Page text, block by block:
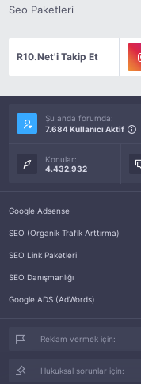
Seo Paketleri
R10.Net'i Takip Et
Şu anda forumda:
7.684 Kullanıcı Aktif
Konular:
4.432.932
Google Adsense
SEO (Organik Trafik Arttırma)
SEO Link Paketleri
SEO Danışmanlığı
Google ADS (AdWords)
Reklam vermek için:
Hukuksal sorunlar için: